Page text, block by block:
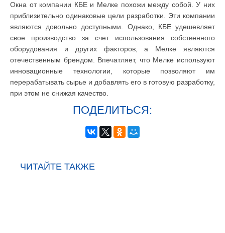
Окна от компании КБЕ и Мелке похожи между собой. У них
приблизительно одинаковые цели разработки. Эти компании
являются довольно доступными. Однако, КБЕ удешевляет
свое производство за счет использования собственного
оборудования и других факторов, а Мелке являются
отечественным брендом. Впечатляет, что Мелке используют
инновационные технологии, которые позволяют им
перерабатывать сырье и добавлять его в готовую разработку,
при этом не снижая качество.
ПОДЕЛИТЬСЯ:
ЧИТАЙТЕ ТАКЖЕ